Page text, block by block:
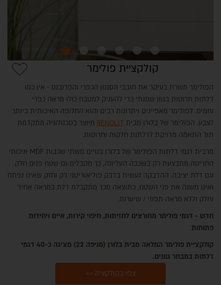
קולקציית פולימר
הפולימר משרת בעיקר את חובבי הסגנון הכפרי והפרובנס - אין כמו
דלתות חרוטות בגוון שמנתי כדי להעניק למטבח כולו מראה כפרי
וחמים. לפולימר מאפיינים ויתרונות רבים והוא החלופה האיכותית ביותר
לצבע. הפולימר של בלורן מבית RENOLIT מיוצר בטכנולוגיה מתקדמת
תוך התאמה מדויקת לדלתות חלקות וחרוטות.
מרבית דגמי דלתות הפולימר של בלורן בנויים משתי שכבות MDF איכותי.
החריטה מתבצעת רק בשכבה העליונה, כך מקבלים גם שטח פנים חלק
וגם דלת יציבה. ההדבקה נעשית בדבק פוליאוריטני דק וחזק שאינו נפתח
ואינו משנה את פני השטח, כתוצאה מכך מתקבלת דלת במראה אחיד
וחלק וללא מראה תפוזי / שיערות.
חדש - דגמי פולימר מחורצים לחזיתות, חיפוי קירות, איים ויחידות
פתוחות
קולקציית פולימר המלאה מבית בלורן (מניפה 22) מציגה כ-40 דגמי
דלתות במבחר גוונים.
צפו בקולקציה >>